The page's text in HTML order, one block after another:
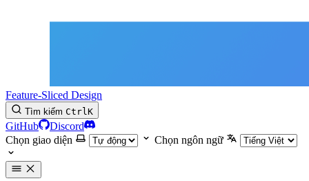
Feature-Sliced Design
Tìm kiếm CtrlK
GitHub
Discord
Chọn giao diện
Chọn ngôn ngữ